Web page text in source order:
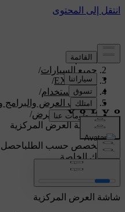
الدعم/
جميع السيارات/
EX90 2026
/
دليل الاستخدام/
شاشات العرض والبرامج
شاشات العرض/
شاشة العرض المركزية
دعم مخصص حسب الطلباحصل
بسيارتك الخاصة.
تسجيل الدخول
شاشة العرض المركزية